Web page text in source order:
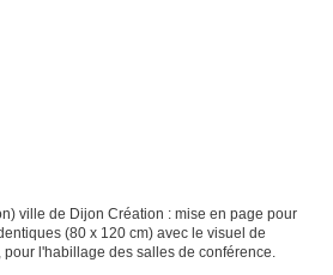
ville de Dijon Création : mise en page pour
(80 x 120 cm) avec le visuel de
l'habillage des salles de conférence.